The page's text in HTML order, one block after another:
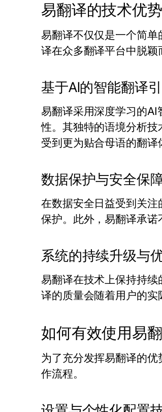
易翻译的技术优
易翻译不仅仅是一个简
译在众多翻译平台中脱颖
基于AI的智能翻译
易翻译采用深度学习的
性。其独特的语境分析
受到更为贴合母语的翻译
数据保护与安全保
在数据安全日益受到关
保护。此外，易翻译承诺
系统的持续升级与
易翻译在技术上保持持
译的质量会随着用户的实
如何有效使用易
为了充分发挥易翻译的
作流程。